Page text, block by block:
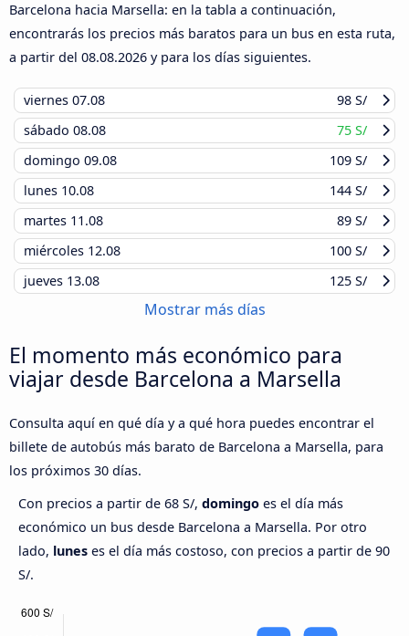
Barcelona hacia Marsella: en la tabla a continuación,
encontrarás los precios más baratos para un bus en esta ruta,
a partir del 08.08.2026 y para los días siguientes.
viernes 07.08
98 S/
sábado 08.08
75 S/
domingo 09.08
109 S/
lunes 10.08
144 S/
martes 11.08
89 S/
miércoles 12.08
100 S/
jueves 13.08 125 S/
Mostrar más días
El momento más económico para
viajar desde Barcelona a Marsella
Consulta aquí en qué día y a qué hora puedes encontrar el
billete de autobús más barato de Barcelona a Marsella, para
los próximos 30 días.
Con precios a partir de 68 S/, domingo es el día más
económico un bus desde Barcelona a Marsella. Por otro
lado, lunes es el día más costoso, con precios a partir de 90
S/.